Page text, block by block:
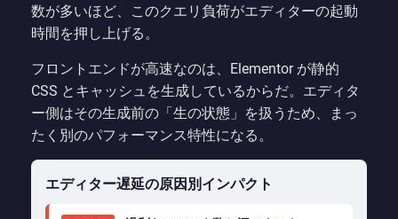
数が多いほど、このクエリ負荷がエディターの起動
時間を押し上げる。
フロントエンドが高速なのは、Elementor が静的
CSS とキャッシュを生成しているからだ。エディタ
ー側はその生成前の「生の状態」を扱うため、まっ
たく別のパフォーマンス特性になる。
エディター遅延の原因別インパクト